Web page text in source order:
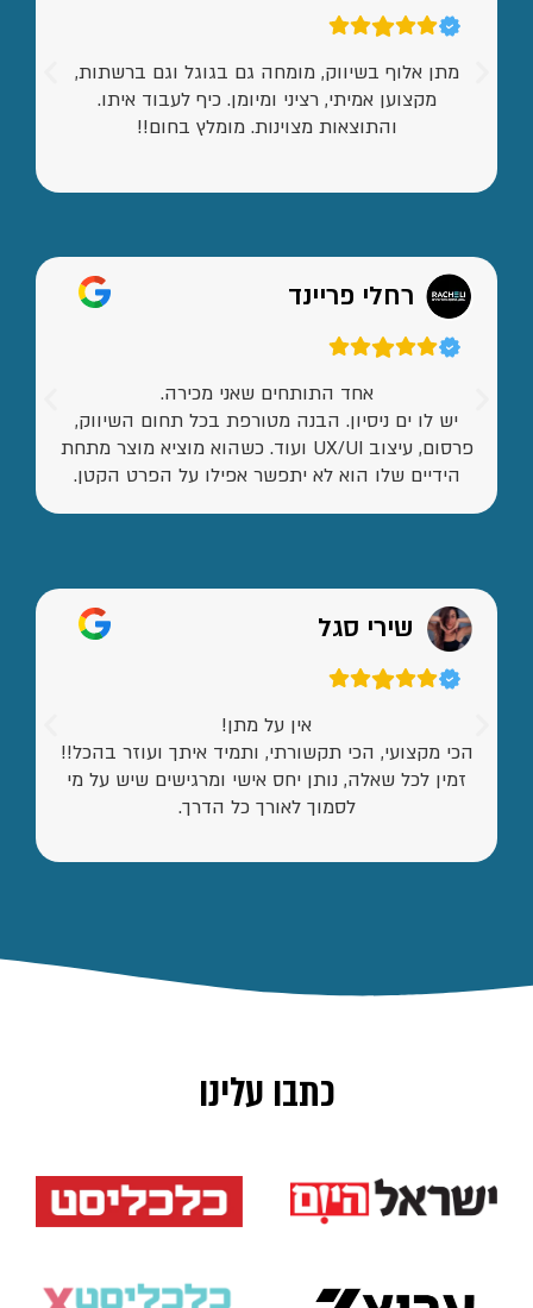
מתן אלוף בשיווק, מומחה גם בגוגל וגם ברשתות,
מקצוען אמיתי, רציני ומיומן. כיף לעבוד איתו.
והתוצאות מצוינות. מומלץ בחום!!
רחלי פריינד
אחד התותחים שאני מכירה.
יש לו ים ניסיון. הבנה מטורפת בכל תחום השיווק,
פרסום, עיצוב UX/UI ועוד. כשהוא מוציא מוצר מתחת
הידיים שלו הוא לא יתפשר אפילו על הפרט הקטן.
שירי סגל
אין על מתן!
הכי מקצועי, הכי תקשורתי, ותמיד איתך ועוזר בהכל!!
זמין לכל שאלה, נותן יחס אישי ומרגישים שיש על מי
לסמוך לאורך כל הדרך.
כתבו עלינו